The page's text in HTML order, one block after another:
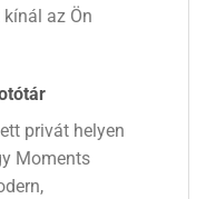
az Ön
privát helyen
Moments